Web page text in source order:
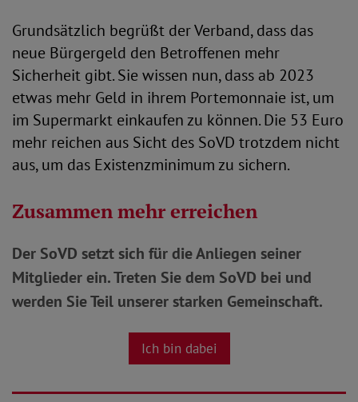
Grundsätzlich begrüßt der Verband, dass das
neue Bürgergeld den Betroffenen mehr
Sicherheit gibt. Sie wissen nun, dass ab 2023
etwas mehr Geld in ihrem Portemonnaie ist, um
im Supermarkt einkaufen zu können. Die 53 Euro
mehr reichen aus Sicht des SoVD trotzdem nicht
aus, um das Existenzminimum zu sichern.
Zusammen mehr erreichen
Der SoVD setzt sich für die Anliegen seiner
Mitglieder ein. Treten Sie dem SoVD bei und
werden Sie Teil unserer starken Gemeinschaft.
Ich bin dabei